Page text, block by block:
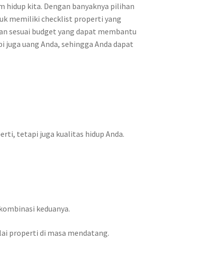
kita. Dengan banyaknya pilihan
memiliki checklist properti yang
sesuai budget yang dapat membantu
uang Anda, sehingga Anda dapat
tetapi juga kualitas hidup Anda.
keduanya.
properti di masa mendatang.